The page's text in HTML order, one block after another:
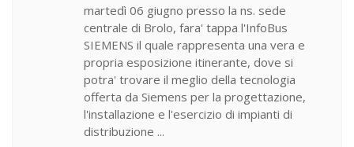
martedì 06 giugno presso la ns. sede
centrale di Brolo, fara' tappa l'InfoBus
SIEMENS il quale rappresenta una vera e
propria esposizione itinerante, dove si
potra' trovare il meglio della tecnologia
offerta da Siemens per la progettazione,
l'installazione e l'esercizio di impianti di
distribuzione ...